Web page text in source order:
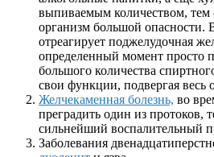
выпиваемым количеством, тем
организм большой опасности.
отреагирует поджелудочная
определенный момент просто
большого количества
свои функции, подвергая весь
Желчекаменная болезнь, во
преградить один из протоков,
сильнейший воспалительный
Заболевания